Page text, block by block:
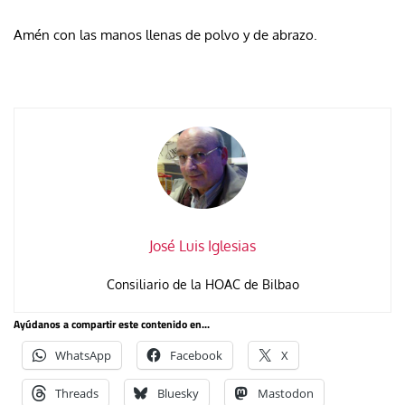
Amén con las manos llenas de polvo y de abrazo.
José Luis Iglesias
Consiliario de la HOAC de Bilbao
Ayúdanos a compartir este contenido en...
WhatsApp Facebook X
Threads Bluesky Mastodon